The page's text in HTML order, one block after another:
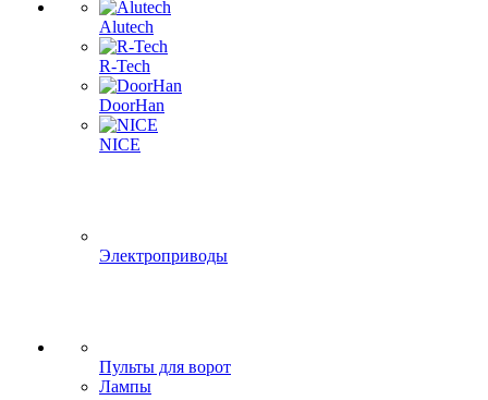
Alutech
R-Tech
DoorHan
NICE
Электроприводы
Пульты для ворот
Лампы